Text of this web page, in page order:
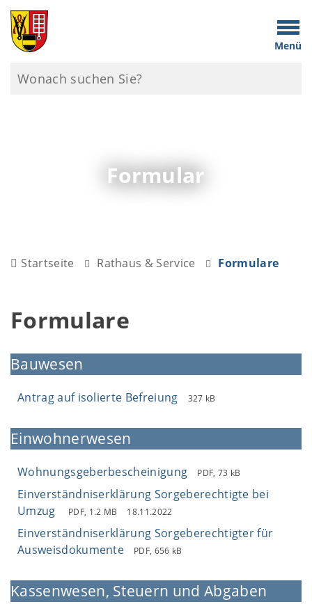
Menü
Formular
Startseite Rathaus & Service Formulare
Formulare
Bauwesen
Antrag auf isolierte Befreiung 327 kB
Einwohnerwesen
Wohnungsgeberbescheinigung PDF, 73 kB
Einverständniserklärung Sorgeberechtigte bei
Umzug
PDF, 1.2 MB 18.11.2022
Einverständniserklärung Sorgeberechtigter für
Ausweisdokumente
PDF, 656 kB
Kassenwesen, Steuern und Abgaben